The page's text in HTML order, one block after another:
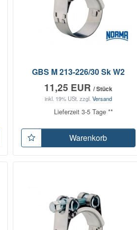
GBS M 213-226/30 Sk W2
11,25 EUR / Stück
inkl. 19% USt. zzgl. Versand
Lieferzeit 3-5 Tage **
Warenkorb